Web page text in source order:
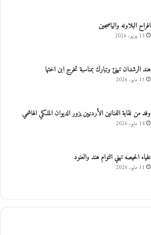
افراح البلاونه والياصجين
13 يونيو، 2026
هند الرشدان تهنئ وتبارك بمناسبة تخرج ابن اختها
15 مايو، 2026
وفد من نقابة الفنانين الأردنيين يزور الديوان الملكي الهاشمي
14 مايو، 2026
علياء الحيصه تهني التوام هند والعنود
11 مايو، 2026